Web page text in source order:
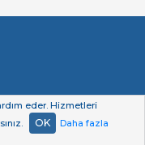
eder. Hizmetleri
OK
Daha fazla